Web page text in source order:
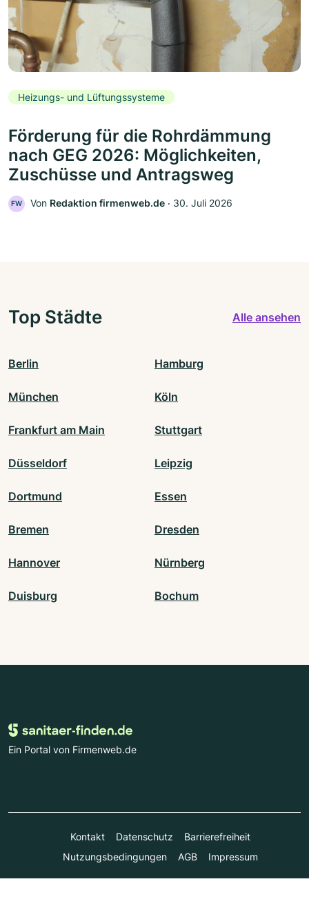
Heizungs- und Lüftungssysteme
Förderung für die Rohrdämmung
nach GEG 2026: Möglichkeiten,
Zuschüsse und Antragsweg
FW Von Redaktion firmenweb.de ‧ 30. Juli 2026
Top Städte Alle ansehen
Berlin Hamburg
München Köln
Frankfurt am Main Stuttgart
Düsseldorf Leipzig
Dortmund Essen
Bremen Dresden
Hannover Nürnberg
Duisburg Bochum
Ein Portal von Firmenweb.de
Kontakt Datenschutz
Barrierefreiheit
Nutzungsbedingungen
AGB Impressum